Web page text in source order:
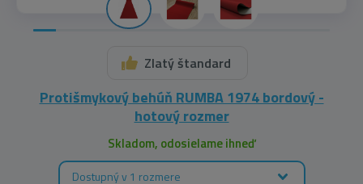
Zlatý štandard
Protišmykový behúň RUMBA 1974 bordový -
hotový rozmer
Skladom, odosielame ihneď
Dostupný v 1 rozmere